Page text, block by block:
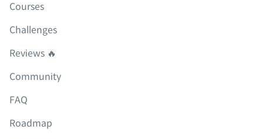
Courses
Challenges
Reviews 🔥
Community
FAQ
Roadmap